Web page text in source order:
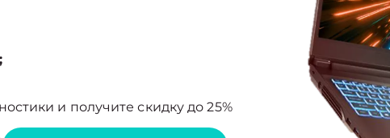
и получите скидку до 25%